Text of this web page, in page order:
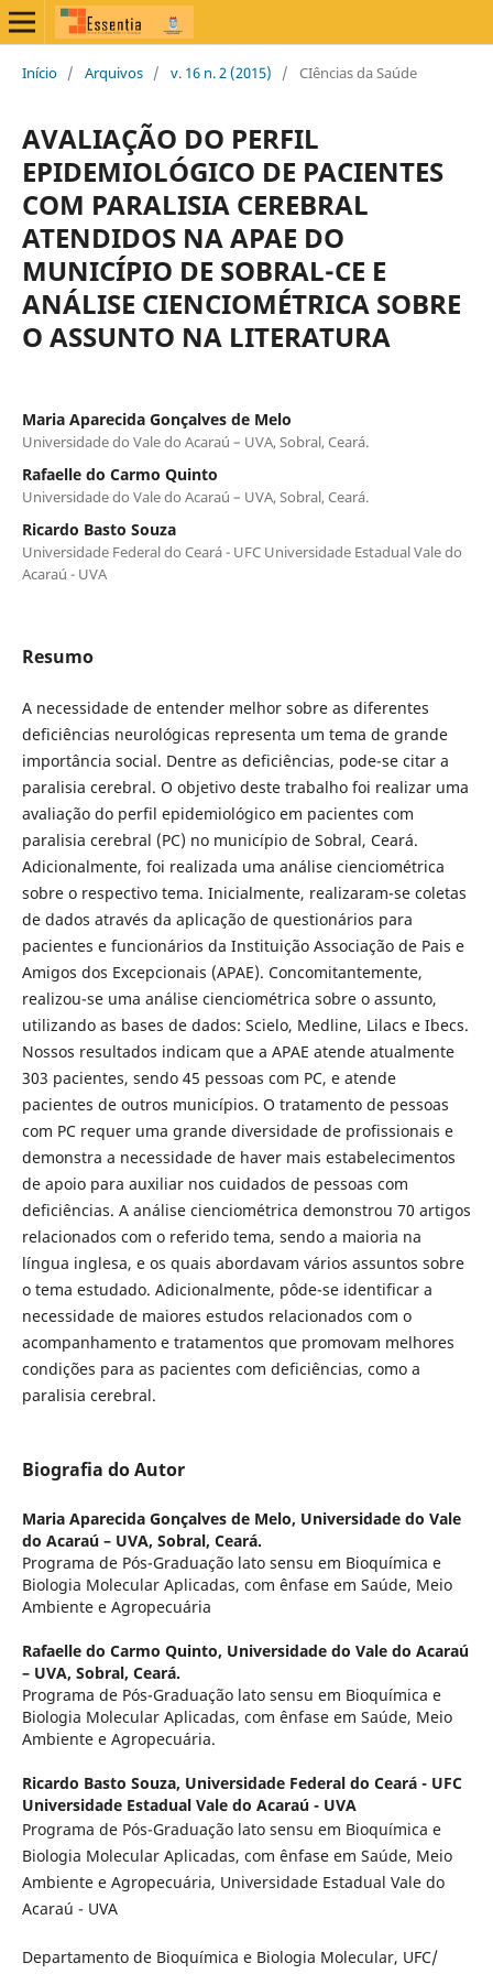
Início / Arquivos / v. 16 n. 2 (2015) / CIências da Saúde
AVALIAÇÃO DO PERFIL
EPIDEMIOLÓGICO DE PACIENTES
COM PARALISIA CEREBRAL
ATENDIDOS NA APAE DO
MUNICÍPIO DE SOBRAL-CE E
ANÁLISE CIENCIOMÉTRICA SOBRE
O ASSUNTO NA LITERATURA
Maria Aparecida Gonçalves de Melo
Universidade do Vale do Acaraú – UVA, Sobral, Ceará.
Rafaelle do Carmo Quinto
Universidade do Vale do Acaraú – UVA, Sobral, Ceará.
Ricardo Basto Souza
Universidade Federal do Ceará - UFC Universidade Estadual Vale do
Acaraú - UVA
Resumo
A necessidade de entender melhor sobre as diferentes
deficiências neurológicas representa um tema de grande
importância social. Dentre as deficiências, pode-se citar a
paralisia cerebral. O objetivo deste trabalho foi realizar uma
avaliação do perfil epidemiológico em pacientes com
paralisia cerebral (PC) no município de Sobral, Ceará.
Adicionalmente, foi realizada uma análise cienciométrica
sobre o respectivo tema. Inicialmente, realizaram-se coletas
de dados através da aplicação de questionários para
pacientes e funcionários da Instituição Associação de Pais e
Amigos dos Excepcionais (APAE). Concomitantemente,
realizou-se uma análise cienciométrica sobre o assunto,
utilizando as bases de dados: Scielo, Medline, Lilacs e Ibecs.
Nossos resultados indicam que a APAE atende atualmente
303 pacientes, sendo 45 pessoas com PC, e atende
pacientes de outros municípios. O tratamento de pessoas
com PC requer uma grande diversidade de profissionais e
demonstra a necessidade de haver mais estabelecimentos
de apoio para auxiliar nos cuidados de pessoas com
deficiências. A análise cienciométrica demonstrou 70 artigos
relacionados com o referido tema, sendo a maioria na
língua inglesa, e os quais abordavam vários assuntos sobre
o tema estudado. Adicionalmente, pôde-se identificar a
necessidade de maiores estudos relacionados com o
acompanhamento e tratamentos que promovam melhores
condições para as pacientes com deficiências, como a
paralisia cerebral.
Biografia do Autor
Maria Aparecida Gonçalves de Melo, Universidade do Vale
do Acaraú – UVA, Sobral, Ceará.
Programa de Pós-Graduação lato sensu em Bioquímica e
Biologia Molecular Aplicadas, com ênfase em Saúde, Meio
Ambiente e Agropecuária
Rafaelle do Carmo Quinto, Universidade do Vale do Acaraú
– UVA, Sobral, Ceará.
Programa de Pós-Graduação lato sensu em Bioquímica e
Biologia Molecular Aplicadas, com ênfase em Saúde, Meio
Ambiente e Agropecuária.
Ricardo Basto Souza, Universidade Federal do Ceará - UFC
Universidade Estadual Vale do Acaraú - UVA
Programa de Pós-Graduação lato sensu em Bioquímica e
Biologia Molecular Aplicadas, com ênfase em Saúde, Meio
Ambiente e Agropecuária, Universidade Estadual Vale do
Acaraú - UVA
Departamento de Bioquímica e Biologia Molecular, UFC/